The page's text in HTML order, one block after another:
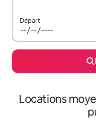
Départ
Locations